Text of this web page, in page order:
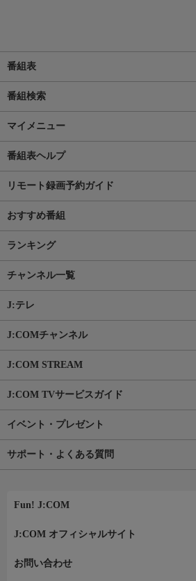
番組表
番組検索
マイメニュー
番組表ヘルプ
リモート録画予約ガイド
おすすめ番組
ランキング
チャンネル一覧
J:テレ
J:COMチャンネル
J:COM STREAM
J:COM TVサービスガイド
イベント・プレゼント
サポート・よくある質問
Fun! J:COM
J:COM オフィシャルサイト
お問い合わせ